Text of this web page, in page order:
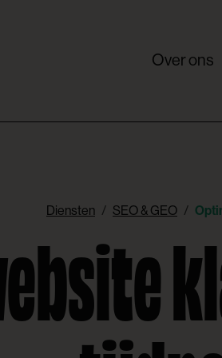
Over ons
Diensten SEO & GEO